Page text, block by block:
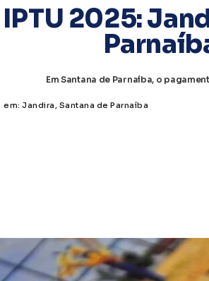
IPTU 2025:
Em Santana de Parnaíba, o
em:Jandira, Santana de Parnaíba